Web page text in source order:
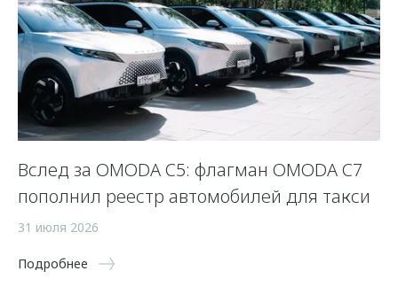
Вслед за OMODA C5: флагман OMODA C7
пополнил реестр автомобилей для такси
31 июля 2026
Подробнее